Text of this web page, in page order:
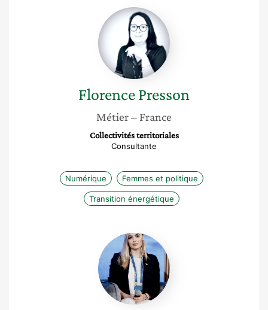
Florence
Presson
FlorencePresson
Métier– France
Collectivités territoriales
Consultante
Numérique Femmes et politique
Transition énergétique
Maryna
Gorobei